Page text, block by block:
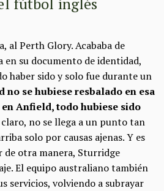
al Perth Glory. Acababa de
su documento de identidad,
haber sido y solo fue durante un
no se hubiese resbalado en esa
Anfield, todo hubiese sido
claro, no se llega a un punto tan
solo por causas ajenas. Y es
de otra manera, Sturridge
El equipo australiano también
servicios, volviendo a subrayar